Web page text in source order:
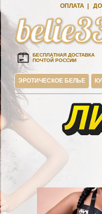
ОПЛАТА
БЕСПЛАТНАЯ ДОСТАВКА
ПОЧТОЙ РОССИИ
ЭРОТИЧЕСКОЕ БЕЛЬЕ